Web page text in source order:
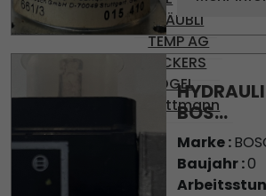
STÄUBLI
TEMP AG
VICKERS
VOGEL
Wittmann
BOS...
Marke :
Baujahr :0